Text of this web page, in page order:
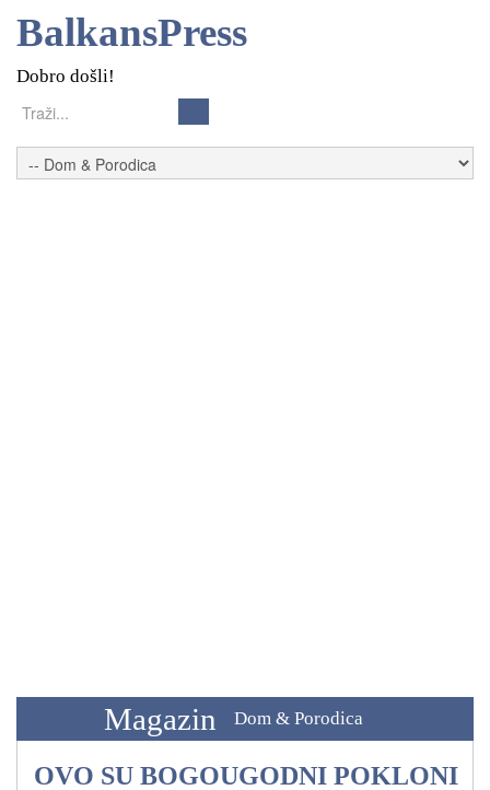
BalkansPress
Dobro došli!
Magazin Dom & Porodica
OVO SU BOGOUGODNI POKLONI